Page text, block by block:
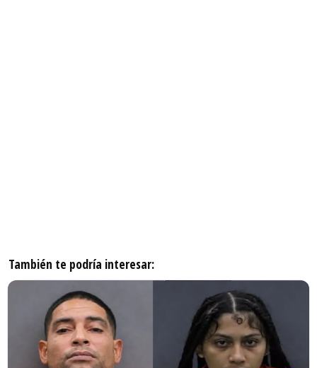
También te podría interesar: